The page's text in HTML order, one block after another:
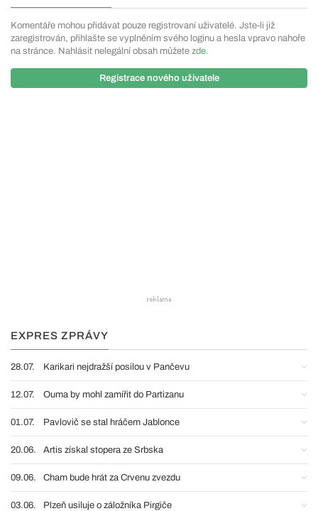
Komentáře mohou přidávat pouze registrovaní uživatelé. Jste-li již
zaregistrován, přihlašte se vyplněním svého loginu a hesla vpravo nahoře
na stránce. Nahlásit nelegální obsah můžete zde.
Registrace nového uživatele
EXPRES ZPRÁVY
28.07. Karikari nejdražší posilou v Pančevu
12.07. Ouma by mohl zamířit do Partizanu
01.07. Pavlovič se stal hráčem Jablonce
20.06. Artis získal stopera ze Srbska
09.06. Cham bude hrát za Crvenu zvezdu
03.06. Plzeň usiluje o záložníka Pirgiče